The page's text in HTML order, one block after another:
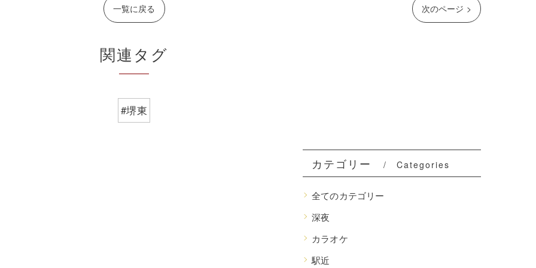
一覧に戻る 次のページ >
関連タグ
#堺東
カテゴリー Categories
全てのカテゴリー
深夜
カラオケ
駅近